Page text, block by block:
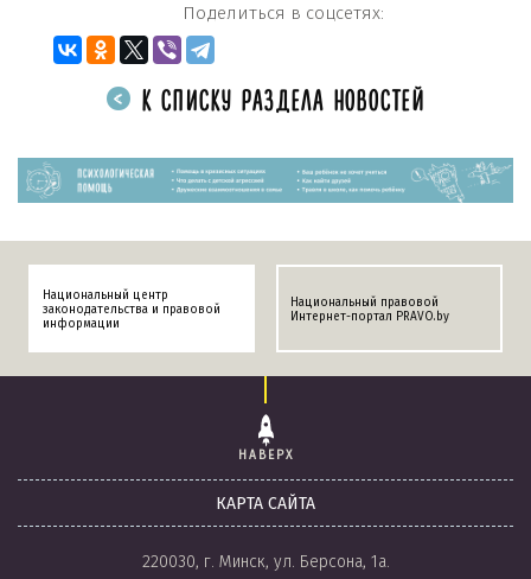
Поделиться в соцсетях:
К СПИСКУ РАЗДЕЛА НОВОСТЕЙ
Национальный центр
законодательства и правовой
информации
Национальный правовой
Интернет-портал PRAVO.by
НАВЕРХ
КАРТА САЙТА
220030, г. Минск, ул. Берсона, 1а.